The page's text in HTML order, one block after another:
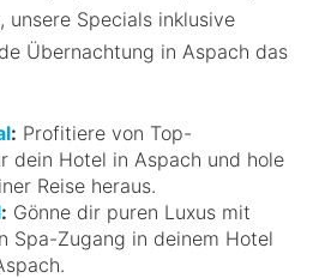
unsere Specials inklusive
Übernachtung in Aspach das
: Profitiere von Top-
dein Hotel in Aspach und hole
Reise heraus.
: Gönne dir puren Luxus mit
Spa-Zugang in deinem Hotel